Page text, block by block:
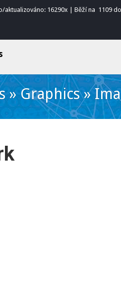
aktualizováno: 16290x | Běží na 1109
»Graphics»